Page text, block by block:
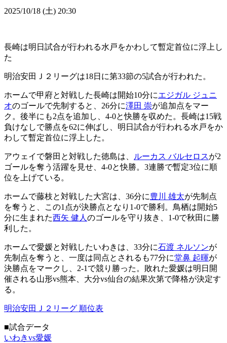
2025/10/18 (土) 20:30
長崎は明日試合が行われる水戸をかわして暫定首位に浮上し
た
明治安田Ｊ２リーグは18日に第33節の5試合が行われた。
ホームで甲府と対戦した長崎は開始10分にエジガル ジュニ
オのゴールで先制すると、26分に澤田 崇が追加点をマー
ク。後半にも2点を追加し、4-0と快勝を収めた。長崎は15戦
負けなしで勝点を62に伸ばし、明日試合が行われる水戸をか
わして暫定首位に浮上した。
アウェイで磐田と対戦した徳島は、 ルーカス バルセロスが2
ゴールを奪う活躍を見せ、4-0と快勝。3連勝で暫定3位に順
位を上げている。
ホームで藤枝と対戦した大宮は、36分に豊川 雄太が先制点
を奪うと、この1点が決勝点となり1-0で勝利。鳥栖は開始5
分に生まれた西矢 健人 のゴールを守り抜き、1-0で秋田に勝
利した。
ホームで愛媛と対戦したいわきは、33分に石渡 ネルソンが
先制点を奪うと、一度は同点とされるも77分に堂鼻 起暉が
決勝点をマークし、2-1で競り勝った。敗れた愛媛は明日開
催される山形vs熊本、大分vs仙台の結果次第で降格が決定す
る。
明治安田Ｊ２リーグ 順位表
■試合データ
いわきvs愛媛